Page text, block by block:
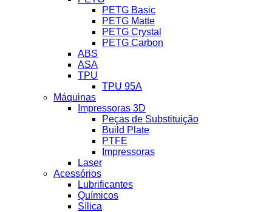
PETG Basic
PETG Matte
PETG Crystal
PETG Carbon
ABS
ASA
TPU
TPU 95A
Máquinas
Impressoras 3D
Peças de Substituição
Build Plate
PTFE
Impressoras
Laser
Acessórios
Lubrificantes
Químicos
Sílica